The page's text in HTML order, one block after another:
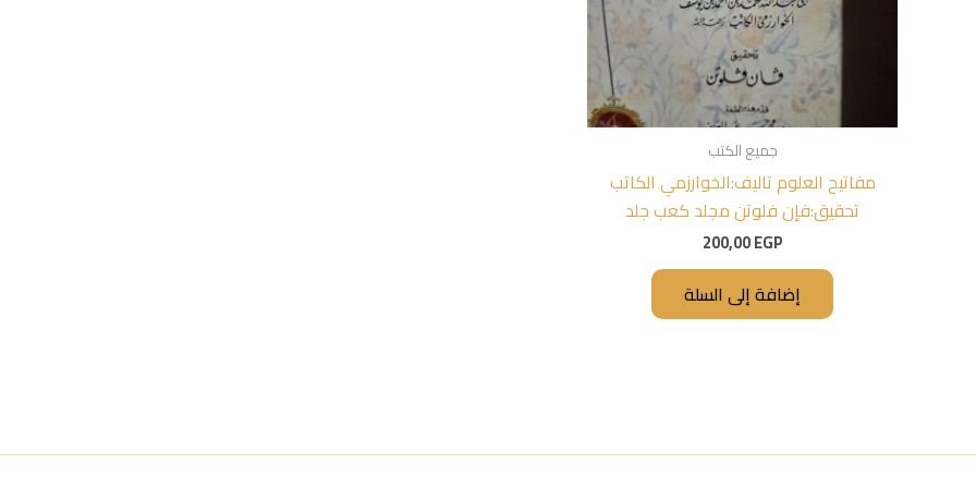
جميع الكتب
مفاتيح العلوم تاليف:الخوارزمي الكاتب
تحقيق:فإن فلوتن مجلد كعب جلد
200,00EGP
إضافة إلى السلة